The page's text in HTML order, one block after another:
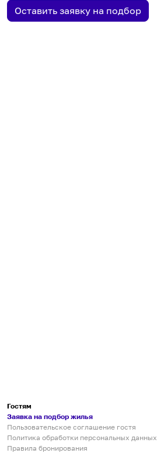
Оставить заявку на подбор
Гостям
Заявка на подбор жилья
Пользовательское соглашение гостя
Политика обработки персональных данных
Правила бронирования